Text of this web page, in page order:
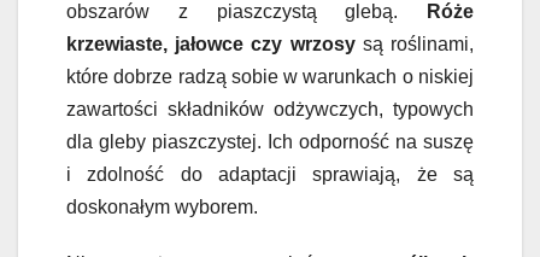
obszarów z piaszczystą glebą.
Róże
krzewiaste, jałowce czy wrzosysą roślinami,
które dobrze radzą sobie w warunkach o niskiej
zawartości składników odżywczych, typowych
dla gleby piaszczystej. Ich odporność na suszę
i zdolność do adaptacji sprawiają, że są
doskonałym wyborem.